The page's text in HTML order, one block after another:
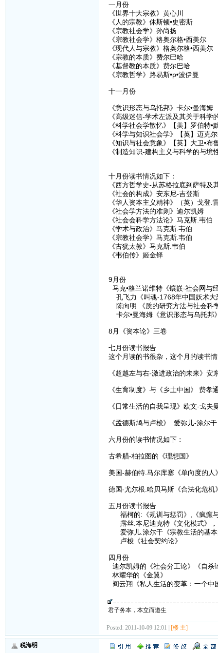
一月份
《世界十大宗教》黄心川
《人的宗教》休斯顿•史密斯
《宗教社会学》孙尚扬
《宗教社会学》格奥尔格•西美尔
《现代人与宗教》格奥尔格•西美尔
《宗教的本质》费尔巴哈
《基督教的本质》费尔巴哈
《宗教哲学》路易斯•p•波伊曼
十一月份
《意识形态与乌托邦》卡尔•曼海姆
《高级迷信-学术左派及其关于科学
《科学社会学散忆》【美】罗伯特•
《科学与知识社会学》【英】迈克
《知识与社会意象》【英】大卫•布
《制造知识-建构主义与科学的与境
十月份读书情况如下：
《西方哲学史-从苏格拉底到萨特
《社会的构成》安东尼-吉登斯
《华人资本主义精神》（英）戈登.
《社会学方法的准则》迪尔凯姆
《社会会科学方法论》马克斯.韦伯
《学术与政治》马克斯.韦伯
《宗教社会学》马克斯.韦伯
《古犹太教》马克斯.韦伯
《韦伯传》姬金铎
9月份
马克•格兰诺维特《镶嵌-社会网与
孔飞力《叫魂-1768年中国妖术大
陈向明 《质的研究方法与社会科
卡尔•曼海姆《意识形态与乌托邦
8月《资本论》三卷
七月份读书报告
这个月读的书很杂，这个月的读书
《超越左与右-激进政治的未来》安
《生育制度》与《乡土中国》 费孝
《日常生活的自我呈现》欧文-戈夫
《孟德斯鸠与卢梭》 爱弥儿-涂尔干
六月份的读书情况如下：
古希腊-柏拉图的《理想国》
美国-赫伯特.马尔库塞《单向度的人
德国-尤尔根.哈贝马斯《合法化危
五月份读书报告
福柯的:《规训与惩罚》,《疯癫
露丝.本尼迪克特《文化模式》，
爱弥儿.涂尔干《宗教生活的基本
卢梭《社会契约论》
四月份
迪尔凯姆的《社会分工论》《自杀
林耀华的《金翼》
阎云翔《私人生活的变革：一个
君子务本，本立而道生
Posted: 2011-10-09 12:01 | [楼 主]
税海明